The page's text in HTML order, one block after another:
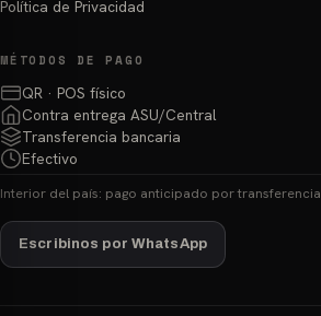
Política de Privacidad
MÉTODOS DE PAGO
QR · POS físico
Contra entrega ASU/Central
Transferencia bancaria
Efectivo
Interior del país: pago anticipado por transferencia
Escribinos por WhatsApp